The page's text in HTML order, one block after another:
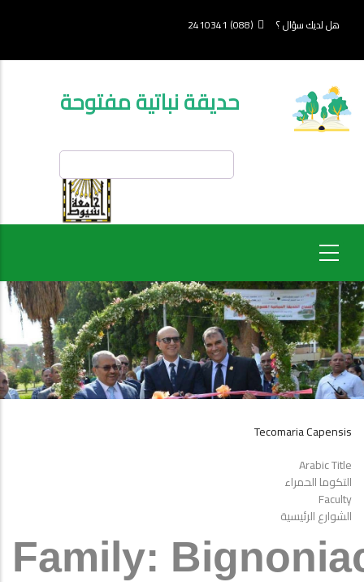
الرئيسي
هل لديك سؤال ؟ (088) 2410341
حديقة نباتية مفتوحة
بحث
Tecomaria Capensis
Arabic Title
التكوما الحمراء
Faculty
الشوارع الرئيسية
Family: